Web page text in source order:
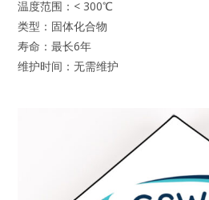
温度范围：< 300℃
类型：固体化合物
寿命：最长6年
维护时间：无需维护